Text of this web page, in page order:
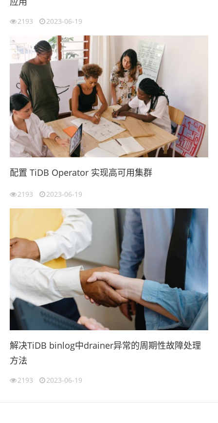
2193 2023-06-19
配置 TiDB Operator 实现高可用集群
2193 2023-06-19
解决TiDB binlog中drainer异常的周期性故障处理
方法
2193 2023-06-19